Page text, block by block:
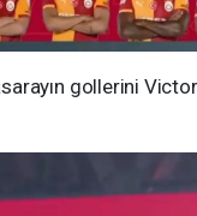
gollerini